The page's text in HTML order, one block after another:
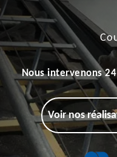
Nous intervenons
Voir nos